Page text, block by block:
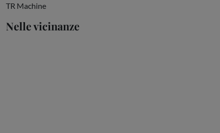
TR Machine
Nelle vicinanze